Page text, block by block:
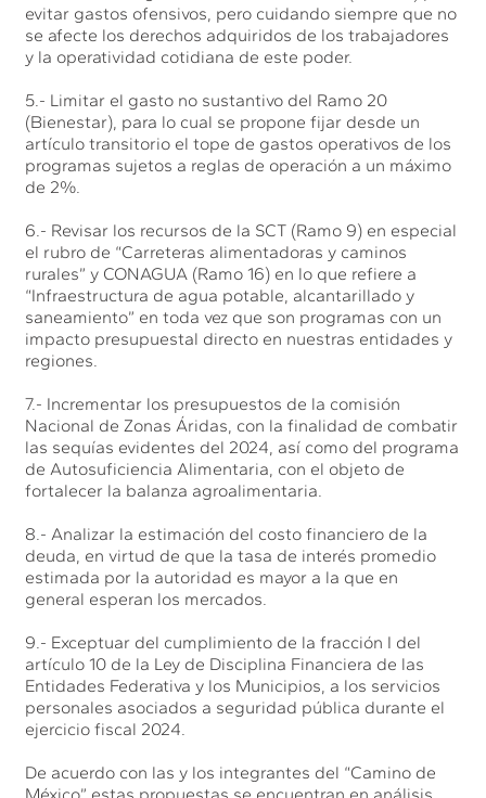
evitar gastos ofensivos, pero cuidando siempre que no
se afecte los derechos adquiridos de los trabajadores
y la operatividad cotidiana de este poder.
5.- Limitar el gasto no sustantivo del Ramo 20
(Bienestar), para lo cual se propone fijar desde un
artículo transitorio el tope de gastos operativos de los
programas sujetos a reglas de operación a un máximo
de 2%.
6.- Revisar los recursos de la SCT (Ramo 9) en especial
el rubro de “Carreteras alimentadoras y caminos
rurales” y CONAGUA (Ramo 16) en lo que refiere a
“Infraestructura de agua potable, alcantarillado y
saneamiento” en toda vez que son programas con un
impacto presupuestal directo en nuestras entidades y
regiones.
7.- Incrementar los presupuestos de la comisión
Nacional de Zonas Áridas, con la finalidad de combatir
las sequías evidentes del 2024, así como del programa
de Autosuficiencia Alimentaria, con el objeto de
fortalecer la balanza agroalimentaria.
8.- Analizar la estimación del costo financiero de la
deuda, en virtud de que la tasa de interés promedio
estimada por la autoridad es mayor a la que en
general esperan los mercados.
9.- Exceptuar del cumplimiento de la fracción I del
artículo 10 de la Ley de Disciplina Financiera de las
Entidades Federativa y los Municipios, a los servicios
personales asociados a seguridad pública durante el
ejercicio fiscal 2024.
De acuerdo con las y los integrantes del “Camino de